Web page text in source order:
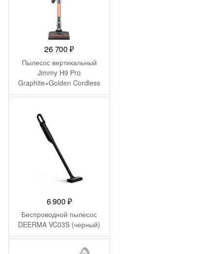
26 700₽
Пылесос вертикальный
Jimmy H9 Pro
Graphite+Golden Cordless
Vacuum Cleaner with
6 900 ₽
Беспроводной пылесос
DEERMA VC03S (черный)